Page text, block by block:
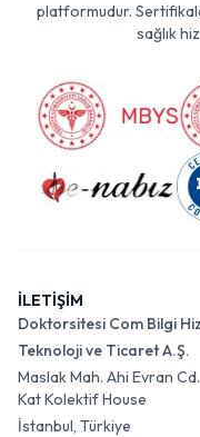
platformudur.
sağlık
İLETİŞİM
Doktorsitesi Com Bilgi
Teknoloji ve Ticaret A.Ş.
Maslak Mah. Ahi Evran
Kat Kolektif House
İstanbul, Türkiye